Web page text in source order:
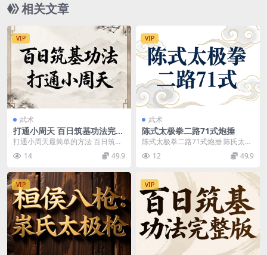
相关文章
VIP
武术
打通小周天 百日筑基功法完整
版
打通小周天最简单的方法 百日筑基
功法完整版 百日筑基功介绍.mp4
如何打通大小...
14 49.9
VIP
武术
陈式太极拳二路71式炮捶
陈式太极拳二路71式炮捶 陈氏太极
拳教学视频教程 陈式太极拳二路71
式拳谱 00...
12 49.9
VIP VIP